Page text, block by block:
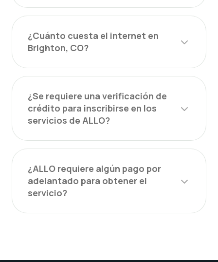
¿Cuánto cuesta el internet en
Brighton, CO?
¿Se requiere una verificación de
crédito para inscribirse en los
servicios de ALLO?
¿ALLO requiere algún pago por
adelantado para obtener el
servicio?